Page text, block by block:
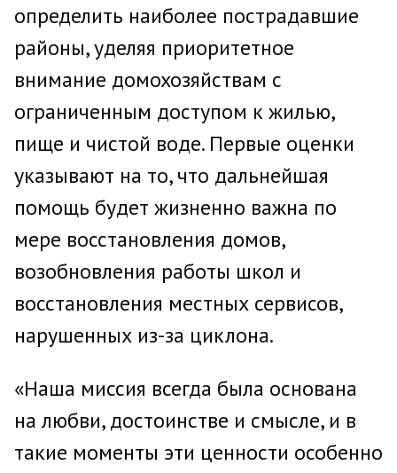
определить наиболее пострадавшие
районы, уделяя приоритетное
внимание домохозяйствам с
ограниченным доступом к жилью,
пище и чистой воде. Первые оценки
указывают на то, что дальнейшая
помощь будет жизненно важна по
мере восстановления домов,
возобновления работы школ и
восстановления местных сервисов,
нарушенных из-за циклона.
«Наша миссия всегда была основана
на любви, достоинстве и смысле, и в
такие моменты эти ценности особенно